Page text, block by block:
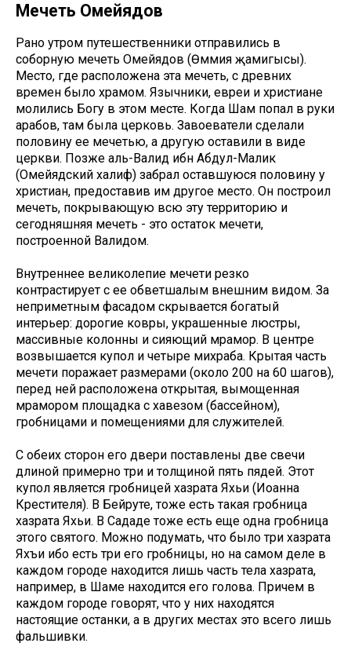
Мечеть Омейядов
Рано утром путешественники отправились в
соборную мечеть Омейядов (Өммия җамигысы).
Место, где расположена эта мечеть, с древних
времен было храмом. Язычники, евреи и христиане
молились Богу в этом месте. Когда Шам попал в руки
арабов, там была церковь. Завоеватели сделали
половину ее мечетью, а другую оставили в виде
церкви. Позже аль-Валид ибн Абдул-Малик
(Омейядский халиф) забрал оставшуюся половину у
христиан, предоставив им другое место. Он построил
мечеть, покрывающую всю эту территорию и
сегодняшняя мечеть - это остаток мечети,
построенной Валидом.
Внутреннее великолепие мечети резко
контрастирует с ее обветшалым внешним видом. За
неприметным фасадом скрывается богатый
интерьер: дорогие ковры, украшенные люстры,
массивные колонны и сияющий мрамор. В центре
возвышается купол и четыре михраба. Крытая часть
мечети поражает размерами (около 200 на 60 шагов),
перед ней расположена открытая, вымощенная
мрамором площадка с хавезом (бассейном),
гробницами и помещениями для служителей.
С обеих сторон его двери поставлены две свечи
длиной примерно три и толщиной пять пядей. Этот
купол является гробницей хазрата Яхьи (Иоанна
Крестителя). В Бейруте, тоже есть такая гробница
хазрата Яхьи. В Сададе тоже есть еще одна гробница
этого святого. Можно подумать, что было три хазрата
Яхъи ибо есть три его гробницы, но на самом деле в
каждом городе находится лишь часть тела хазрата,
например, в Шаме находится его голова. Причем в
каждом городе говорят, что у них находятся
настоящие останки, а в других местах это всего лишь
фальшивки.